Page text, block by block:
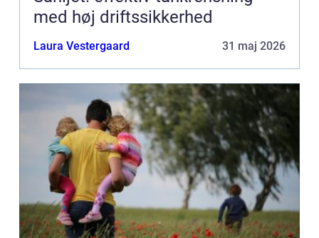
med høj driftssikkerhed
Laura Vestergaard 31 maj 2026